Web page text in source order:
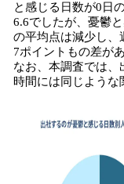
と感じる日数が0日
6.6でしたが、憂鬱
の平均点は減少し、
7ポイントもの差が
なお、本調査では
時間には同じような